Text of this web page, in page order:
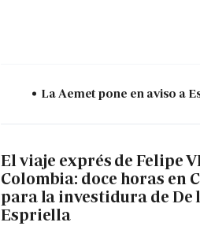
La Aemet pone en aviso a
El viaje exprés de Felipe
Colombia: doce horas en
para la investidura de De
Espriella